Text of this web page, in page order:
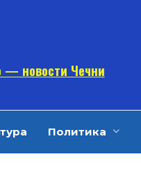
— новости Чечни
Политика